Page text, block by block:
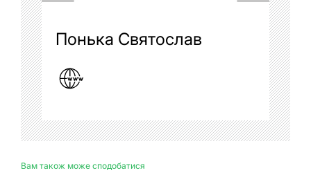
Понька Святослав
Вам також може сподобатися